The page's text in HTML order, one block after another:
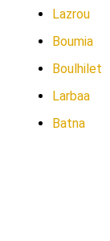
Lazrou
Boumia
Boulhilet
Larbaa
Batna